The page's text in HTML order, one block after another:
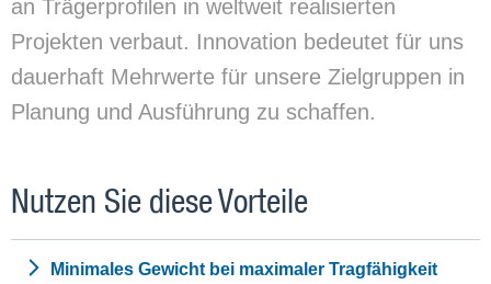
an Trägerprofilen in weltweit realisierten
Projekten verbaut. Innovation bedeutet für uns
dauerhaft Mehrwerte für unsere Zielgruppen in
Planung und Ausführung zu schaffen.
Nutzen Sie diese Vorteile
Minimales Gewicht bei maximaler Tragfähigkeit